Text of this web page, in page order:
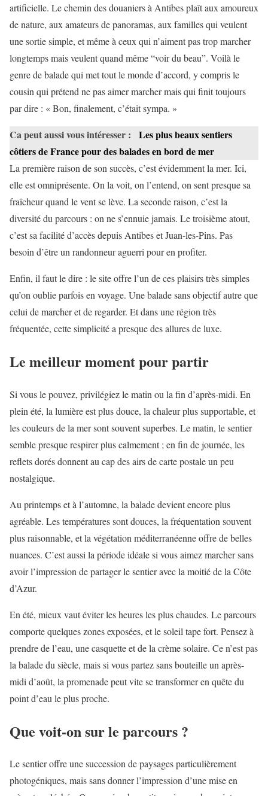
artificielle. Le chemin des douaniers à Antibes plaît aux amoureux
de nature, aux amateurs de panoramas, aux familles qui veulent
une sortie simple, et même à ceux qui n’aiment pas trop marcher
longtemps mais veulent quand même “voir du beau”. Voilà le
genre de balade qui met tout le monde d’accord, y compris le
cousin qui prétend ne pas aimer marcher mais qui finit toujours
par dire : « Bon, finalement, c’était sympa. »
Ca peut aussi vous intéresser :
Les plus beaux sentiers
côtiers de France pour des balades en bord de mer
La première raison de son succès, c’est évidemment la mer. Ici,
elle est omniprésente. On la voit, on l’entend, on sent presque sa
fraîcheur quand le vent se lève. La seconde raison, c’est la
diversité du parcours : on ne s’ennuie jamais. Le troisième atout,
c’est sa facilité d’accès depuis Antibes et Juan-les-Pins. Pas
besoin d’être un randonneur aguerri pour en profiter.
Enfin, il faut le dire : le site offre l’un de ces plaisirs très simples
qu’on oublie parfois en voyage. Une balade sans objectif autre que
celui de marcher et de regarder. Et dans une région très
fréquentée, cette simplicité a presque des allures de luxe.
Le meilleur moment pour partir
Si vous le pouvez, privilégiez le matin ou la fin d’après-midi. En
plein été, la lumière est plus douce, la chaleur plus supportable, et
les couleurs de la mer sont souvent superbes. Le matin, le sentier
semble presque respirer plus calmement ; en fin de journée, les
reflets dorés donnent au cap des airs de carte postale un peu
nostalgique.
Au printemps et à l’automne, la balade devient encore plus
agréable. Les températures sont douces, la fréquentation souvent
plus raisonnable, et la végétation méditerranéenne offre de belles
nuances. C’est aussi la période idéale si vous aimez marcher sans
avoir l’impression de partager le sentier avec la moitié de la Côte
d’Azur.
En été, mieux vaut éviter les heures les plus chaudes. Le parcours
comporte quelques zones exposées, et le soleil tape fort. Pensez à
prendre de l’eau, une casquette et de la crème solaire. Ce n’est pas
la balade du siècle, mais si vous partez sans bouteille un après-
midi d’août, la promenade peut vite se transformer en quête du
point d’eau le plus proche.
Que voit-on sur le parcours ?
Le sentier offre une succession de paysages particulièrement
photogéniques, mais sans donner l’impression d’une mise en